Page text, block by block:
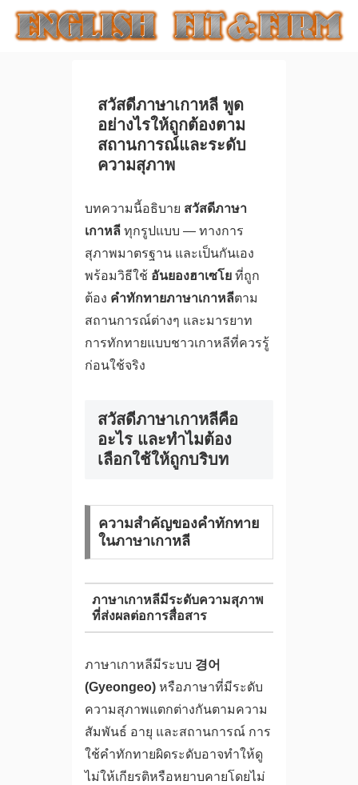
สวัสดีภาษาเกาหลี พูด
อย่างไรให้ถูกต้องตาม
สถานการณ์และระดับ
ความสุภาพ
บทความนี้อธิบาย สวัสดีภาษา
เกาหลีทุกรูปแบบ — ทางการ
สุภาพมาตรฐาน และเป็นกันเอง
พร้อมวิธีใช้ อันยองฮาเซโยที่ถูก
ต้อง คำทักทายภาษาเกาหลีตาม
สถานการณ์ต่างๆ และมารยาท
การทักทายแบบชาวเกาหลีที่ควรรู้
ก่อนใช้จริง
สวัสดีภาษาเกาหลีคือ
อะไร และทำไมต้อง
เลือกใช้ให้ถูกบริบท
ความสำคัญของคำทักทาย
ในภาษาเกาหลี
ภาษาเกาหลีมีระดับความสุภาพ
ที่ส่งผลต่อการสื่อสาร
ภาษาเกาหลีมีระบบ 경어
(Gyeongeo)หรือภาษาที่มีระดับ
ความสุภาพแตกต่างกันตามความ
สัมพันธ์ อายุ และสถานการณ์ การ
ใช้คำทักทายผิดระดับอาจทำให้ดู
ไม่ให้เกียรติหรือหยาบคายโดยไม่